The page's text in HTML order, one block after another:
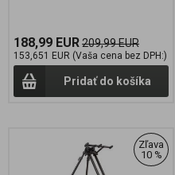
188,99 EUR209,99 EUR
153,651 EUR (Vaša cena bez DPH:)
Pridať do košíka
Zľava
10 %